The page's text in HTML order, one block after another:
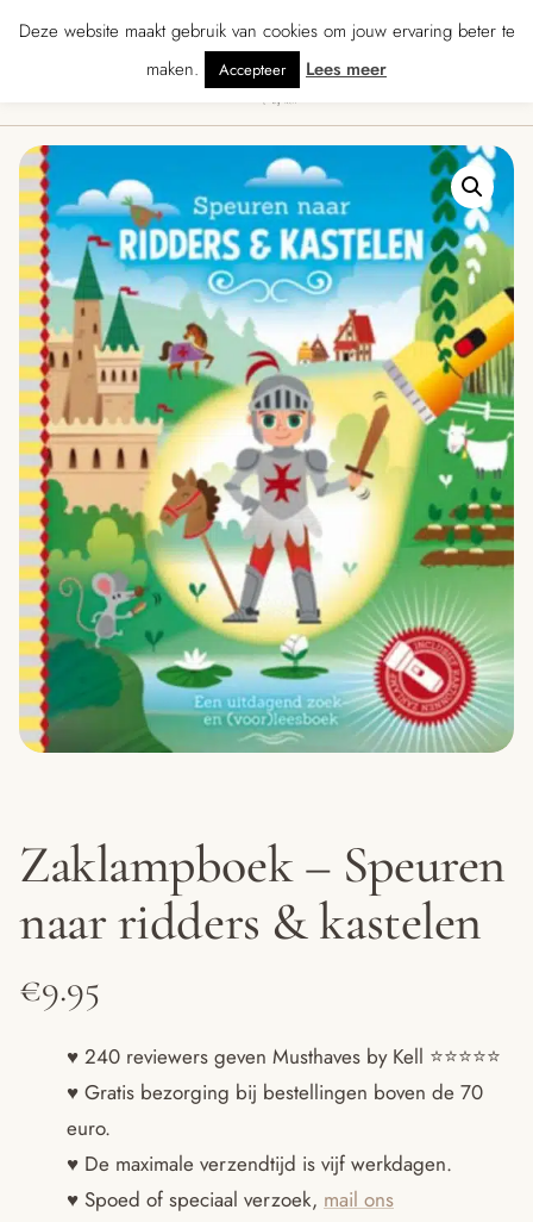
· Gratis verzending vanaf € 70 · Gratis kaartje met je bestelling •
Zaklampboek – Speuren
naar ridders & kastelen
€9.95
♥ 240 reviewers geven Musthaves by Kell ⭐️⭐️⭐️⭐️⭐️
♥ Gratis bezorging bij bestellingen boven de 70
euro.
♥ De maximale verzendtijd is vijf werkdagen.
♥ Spoed of speciaal verzoek, mail ons
Deze website maakt gebruik van cookies om jouw ervaring beter te
maken.
Accepteer Lees meer